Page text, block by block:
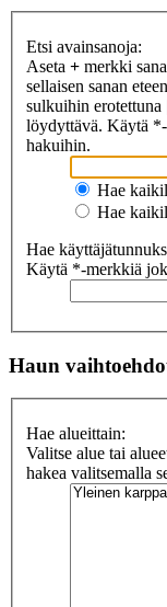
Etsi avainsanoja:
Aseta + merkki
sellaisen sanan
sulkuihin erotettuna
löydyttävä. Käytä
hakuihin.
Hae
Hae
Hae
Käytä *-merkkiä
Haun
Hae alueittain:
Valitse alue tai
hakea valitsemalla